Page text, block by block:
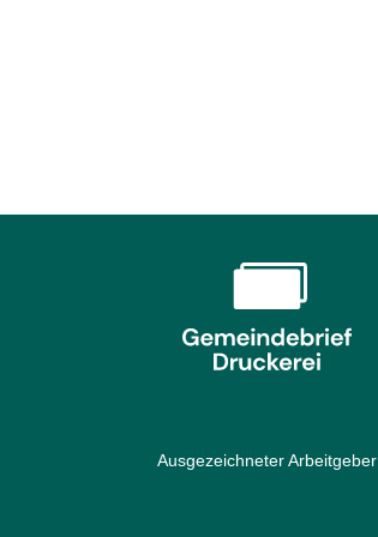
Ausgezeichneter Arbeitgeber